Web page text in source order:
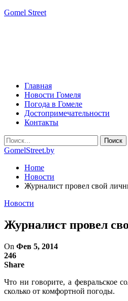
Gomel Street
Главная
Новости Гомеля
Погода в Гомеле
Достопримечательности
Контакты
GomelStreet.by
Home
Новости
Журналист провел свой
Новости
Журналист провел
On Фев 5, 2014
246
Share
Что ни говорите, а февральское
сколько от комфортной погоды.